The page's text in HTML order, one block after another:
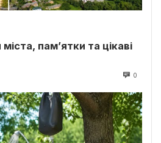
міста, пам’ятки та цікаві
0